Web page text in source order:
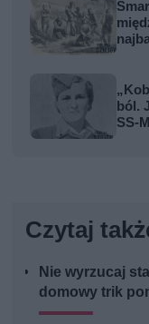
ból.
SS-
Czytaj
Nie wyrzucaj
domowy trik